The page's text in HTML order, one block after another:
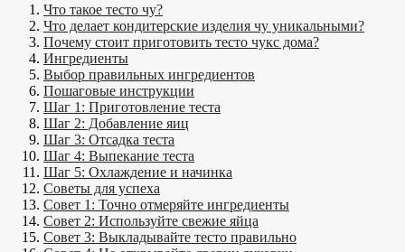
Что такое тесто чу?
Что делает кондитерские изделия чу уникальными?
Почему стоит приготовить тесто чукс дома?
Ингредиенты
Выбор правильных ингредиентов
Пошаговые инструкции
Шаг 1: Приготовление теста
Шаг 2: Добавление яиц
Шаг 3: Отсадка теста
Шаг 4: Выпекание теста
Шаг 5: Охлаждение и начинка
Советы для успеха
Совет 1: Точно отмеряйте ингредиенты
Совет 2: Используйте свежие яйца
Совет 3: Выкладывайте тесто правильно